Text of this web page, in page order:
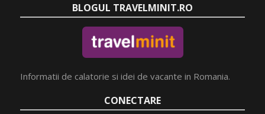
BLOGUL TRAVELMINIT.RO
Informatii de calatorie si idei de vacante in Romania.
CONECTARE